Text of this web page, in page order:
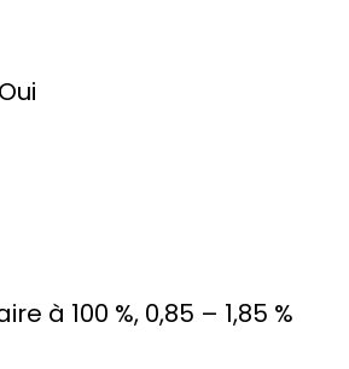
à 100 %, 0,85 – 1,85 %